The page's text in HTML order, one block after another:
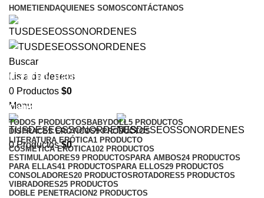
HOMETIENDAQUIENES SOMOSCONTÁCTANOS
Buscar
Lista de deseos
0 Productos $0
Menu
0Productos $0
Chocolate
Categorías
TODOS PRODUCTOS BABYDOLL5 PRODUCTOS
DISFRACES ERÓTICOS9 PRODUCTOS
LITERATURA ERÓTICA1 PRODUCTO
COSMÉTICA ERÓTICA102 PRODUCTOS
ESTIMULADORES9 PRODUCTOS PARA AMBOS24 PRODUCTOS
PARA ELLAS41 PRODUCTOS PARA ELLOS29 PRODUCTOS
CONSOLADORES20 PRODUCTOS ROTADORES5 PRODUCTOS
VIBRADORES25 PRODUCTOS
DOBLE PENETRACION2 PRODUCTOS